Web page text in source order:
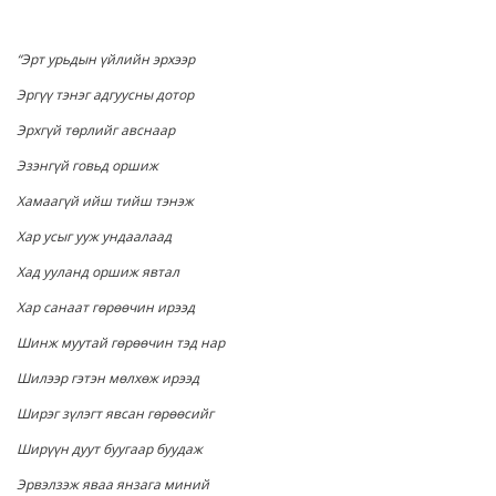
“Эрт урьдын үйлийн эрхээр
Эргүү тэнэг адгуусны дотор
Эрхгүй төрлийг авснаар
Эзэнгүй говьд оршиж
Хамаагүй ийш тийш тэнэж
Хар усыг ууж ундаалаад
Хад ууланд оршиж явтал
Хар санаат гөрөөчин ирээд
Шинж муутай гөрөөчин тэд нар
Шилээр гэтэн мөлхөж ирээд
Ширэг зүлэгт явсан гөрөөсийг
Ширүүн дуут буугаар буудаж
Эрвэлзэж яваа янзага миний